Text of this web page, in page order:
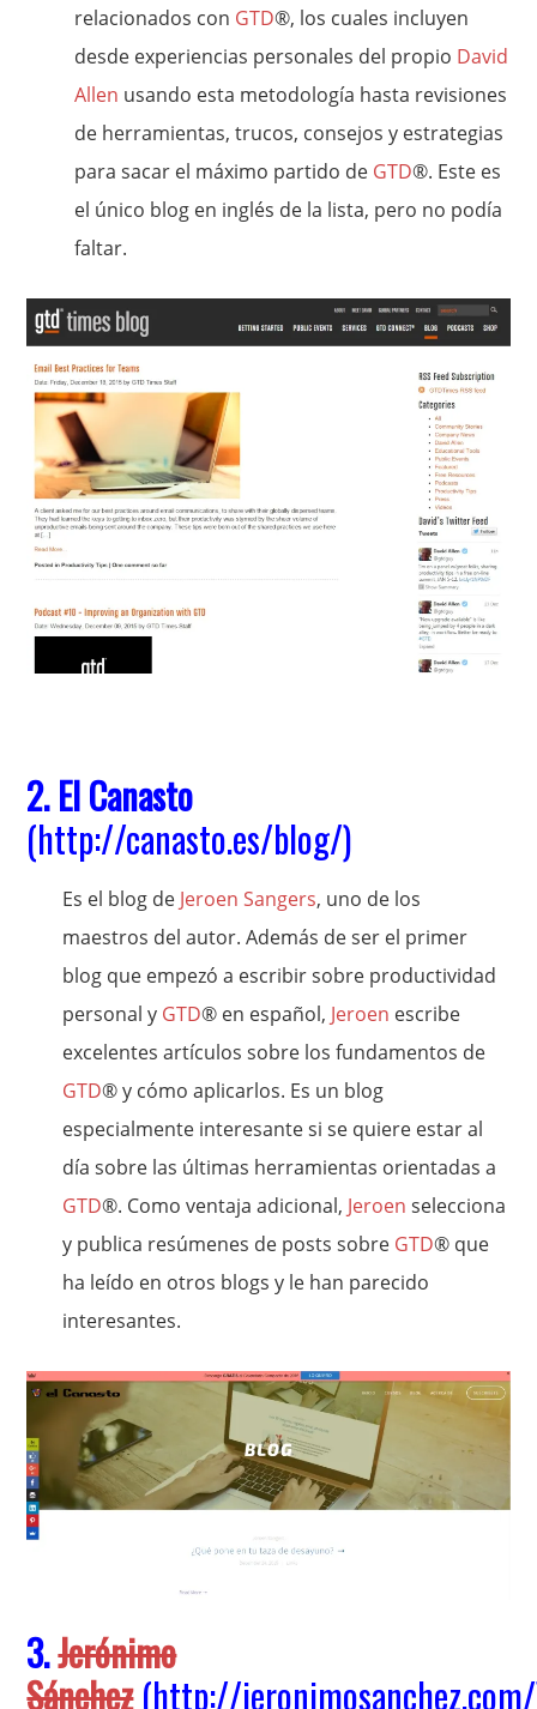
relacionados con GTD®, los cuales incluyen
desde experiencias personales del propio David
Allen usando esta metodología hasta revisiones
de herramientas, trucos, consejos y estrategias
para sacar el máximo partido de GTD®. Este es
el único blog en inglés de la lista, pero no podía
faltar.
2. El Canasto
(http://canasto.es/blog/)
Es el blog de Jeroen Sangers, uno de los
maestros del autor. Además de ser el primer
blog que empezó a escribir sobre productividad
personal y GTD® en español, Jeroen escribe
excelentes artículos sobre los fundamentos de
GTD® y cómo aplicarlos. Es un blog
especialmente interesante si se quiere estar al
día sobre las últimas herramientas orientadas a
GTD®. Como ventaja adicional, Jeroen selecciona
y publica resúmenes de posts sobre GTD® que
ha leído en otros blogs y le han parecido
interesantes.
3.Jerónimo
Sánchez(http://jeronimosanchez.com/